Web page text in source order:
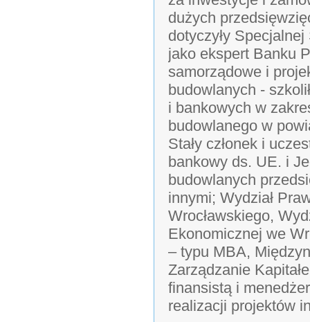
dużych
dotyczyły
jako ekspert Banku
samorządowe i
budowlanych -
i bankowych w
budowlanego w
Stały członek i
bankowy ds. UE. i
budowlanych
innymi; Wydział
Wrocławskiego,
Ekonomicznej we
– typu MBA,
Zarządzanie
finansistą i
realizacji projektów